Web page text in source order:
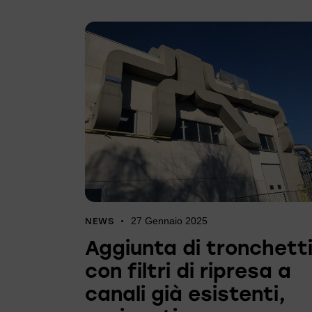
NEWS 27 Gennaio 2025
Aggiunta di tronchetti
con filtri di ripresa a
canali già esistenti,